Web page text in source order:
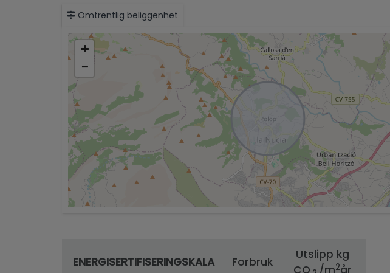
Omtrentlig beliggenhet
+
−
ENERGISERTIFISERINGSKALA Forbruk
Utslipp kg
2